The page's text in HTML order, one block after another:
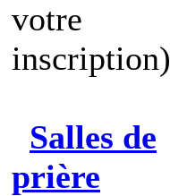
votre
inscription)
Salles de
prière